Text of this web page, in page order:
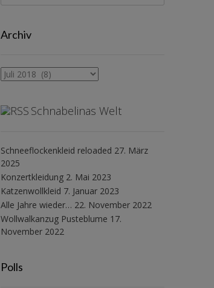
Archiv
Archiv
Schnabelinas Welt
Schneeflockenkleid reloaded 27. März
2025
Konzertkleidung 2. Mai 2023
Katzenwollkleid 7. Januar 2023
Alle Jahre wieder… 22. November 2022
Wollwalkanzug Pusteblume 17.
November 2022
Polls